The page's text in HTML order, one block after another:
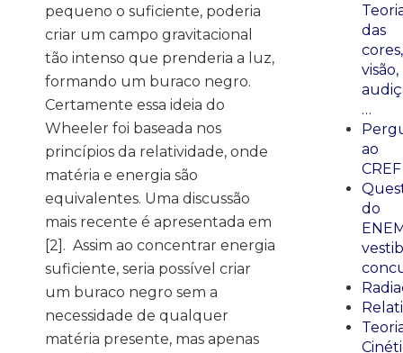
pequeno o suficiente, poderia
criar um campo gravitacional
tão intenso que prenderia a luz,
formando um buraco negro.
Certamente essa ideia do
Wheeler foi baseada nos
princípios da relatividade, onde
matéria e energia são
equivalentes. Uma discussão
mais recente é apresentada em
[2]. Assim ao concentrar energia
suficiente, seria possível criar
um buraco negro sem a
necessidade de qualquer
matéria presente, mas apenas
das
cores,
visão,
…
ao
CREF
do